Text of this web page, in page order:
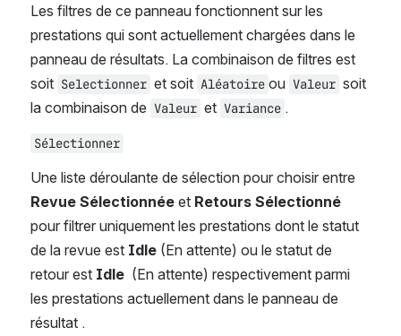
Les filtres de ce panneau fonctionnent sur les
prestations qui sont actuellement chargées dans le
panneau de résultats. La combinaison de filtres est
soit Selectionner et soit Aléatoire ou Valeur soit
la combinaison de Valeur et Variance .
Sélectionner
Revue Sélectionnée et Retours Sélectionné
pour filtrer uniquement les prestations dont le statut
de la revue est Idle (En attente) ou le statut de
retour est Idle (En attente) respectivement parmi
les prestations actuellement dans le panneau de
résultat .